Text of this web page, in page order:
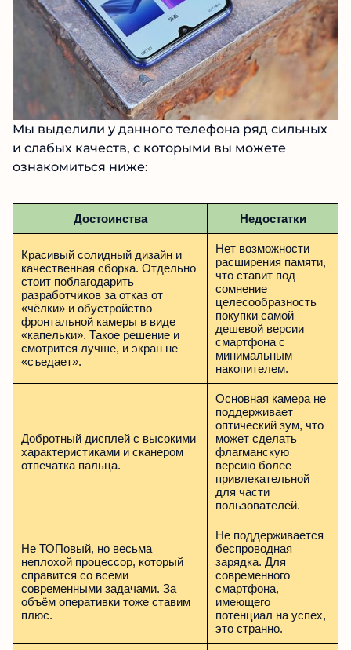
Мы выделили у данного телефона ряд сильных
и слабых качеств, с которыми вы можете
ознакомиться ниже:
Достоинства Недостатки
Красивый солидный дизайн и
качественная сборка. Отдельно
стоит поблагодарить
разработчиков за отказ от
«чёлки» и обустройство
фронтальной камеры в виде
«капельки». Такое решение и
смотрится лучше, и экран не
«съедает».
Нет возможности
расширения памяти,
что ставит под
сомнение
целесообразность
покупки самой
дешевой версии
смартфона с
минимальным
накопителем.
Добротный дисплей с высокими
характеристиками и сканером
отпечатка пальца.
Основная камера не
поддерживает
оптический зум, что
может сделать
флагманскую
версию более
привлекательной
для части
пользователей.
Не ТОПовый, но весьма
неплохой процессор, который
справится со всеми
современными задачами. За
объём оперативки тоже ставим
плюс.
Не поддерживается
беспроводная
зарядка. Для
современного
смартфона,
имеющего
потенциал на успех,
это странно.